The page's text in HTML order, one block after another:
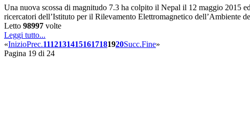
Una nuova scossa di magnitudo 7.3 ha colpito il Nepal il 12 maggio 2015
ricercatori dell’Istituto per il Rilevamento Elettromagnetico dell’Ambiente
Letto 98997 volte
Leggi tutto...
«InizioPrec.11121314151617181920Succ.Fine»
Pagina 19 di 24